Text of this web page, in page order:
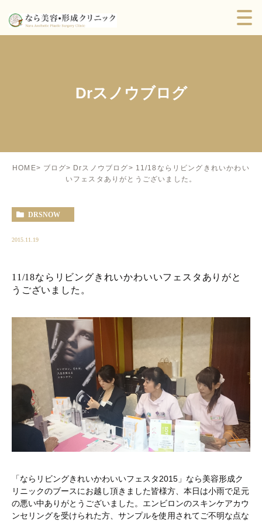
Drスノウブログ
HOME ブログ Drスノウブログ
11/18ならリビングきれいかわい
いフェスタありがとうございました。
DRSNOW
2015.11.19
11/18ならリビングきれいかわいいフェスタありがと
うございました。
「ならリビングきれいかわいいフェスタ2015」なら美容形成ク
リニックのブースにお越し頂きました皆様方、本日は小雨で足元
の悪い中ありがとうございました。エンビロンのスキンケアカウ
ンセリングを受けられた方、サンプルを使用されてご不明な点な